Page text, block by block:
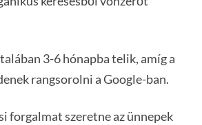
3-6 hónapba telik, amíg a
rangsorolni a Google-ban.
forgalmat szeretne az ünnepek